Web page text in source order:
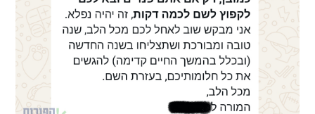
הצוות
כתבו לנו
הקו החם